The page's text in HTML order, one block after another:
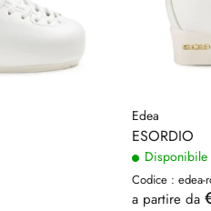
Edea
ESORDIO
Disponibile
Codice : edea-
a partire da